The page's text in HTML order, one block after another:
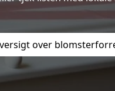
over